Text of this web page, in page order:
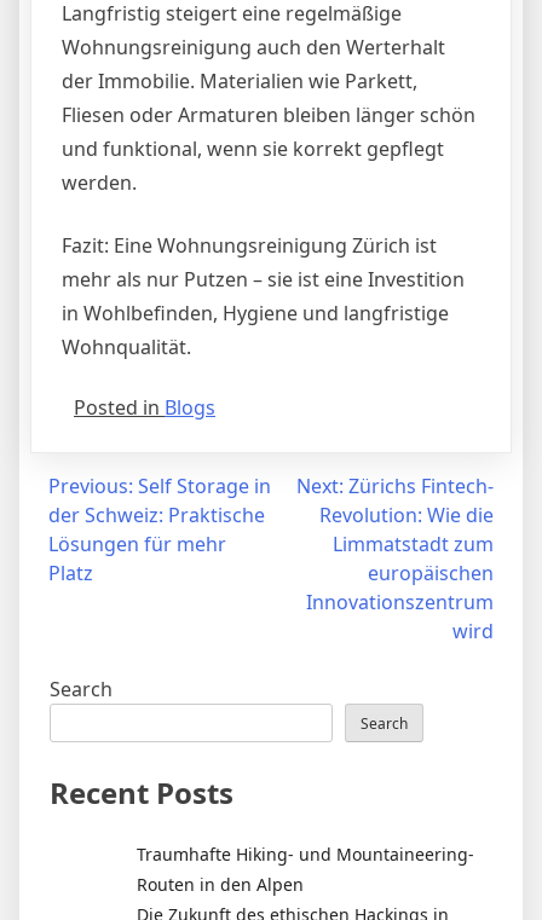
Langfristig steigert eine regelmäßige
Wohnungsreinigung auch den Werterhalt
der Immobilie. Materialien wie Parkett,
Fliesen oder Armaturen bleiben länger schön
und funktional, wenn sie korrekt gepflegt
werden.
Fazit: Eine Wohnungsreinigung Zürich ist
mehr als nur Putzen – sie ist eine Investition
in Wohlbefinden, Hygiene und langfristige
Wohnqualität.
Posted in Blogs
Post
navigation
Previous: Self Storage in
der Schweiz: Praktische
Lösungen für mehr
Platz
Next: Zürichs Fintech-
Revolution: Wie die
Limmatstadt zum
europäischen
Innovationszentrum
wird
Search
Search
Recent Posts
Traumhafte Hiking- und Mountaineering-
Routen in den Alpen
Die Zukunft des ethischen Hackings in